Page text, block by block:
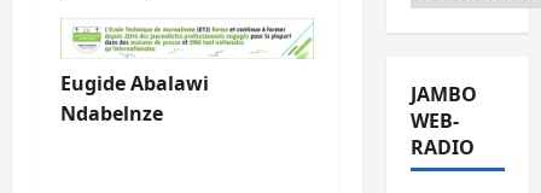
Eugide Abalawi
Ndabelnze
JAMBO
WEB-
RADIO